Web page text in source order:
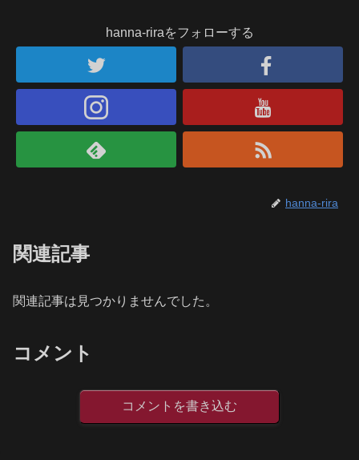
hanna-riraをフォローする
hanna-rira
関連記事
関連記事は見つかりませんでした。
コメント
コメントを書き込む